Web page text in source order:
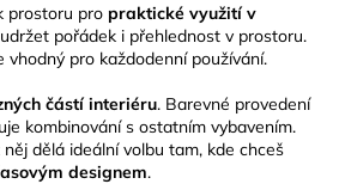
prostoru pro praktické využití v
pořádek i přehlednost v prostoru.
vhodný pro každodenní používání.
částí interiéru. Barevné provedení
kombinování s ostatním vybavením.
dělá ideální volbu tam, kde chceš
designem.